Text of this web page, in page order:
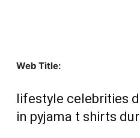
Web Title:
lifestyle celebrities
in pyjama t shirts